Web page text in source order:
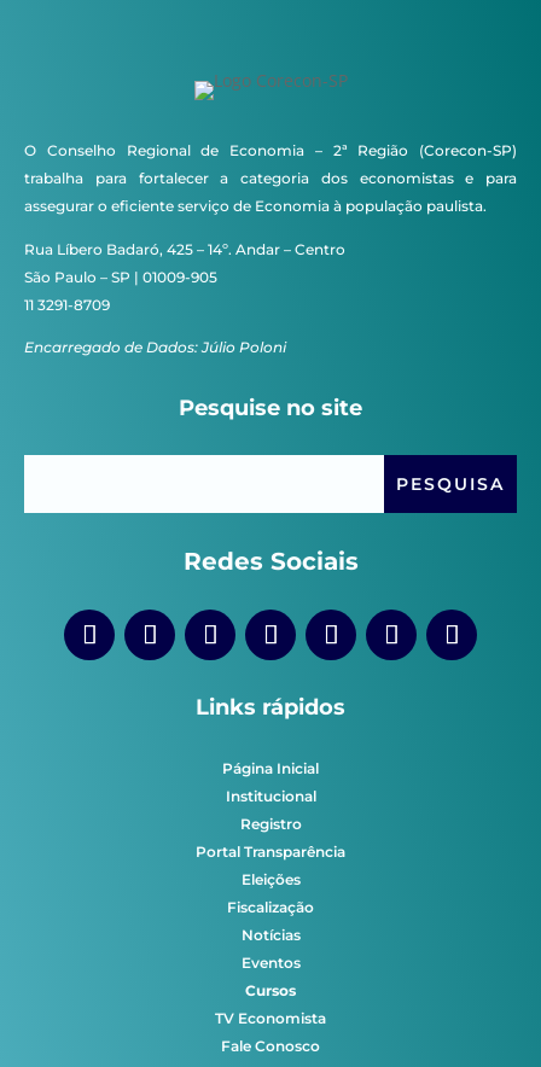
O Conselho Regional de Economia – 2ª Região (Corecon-SP)
trabalha para fortalecer a categoria dos economistas e para
assegurar o eficiente serviço de Economia à população paulista.
Rua Líbero Badaró, 425 – 14º. Andar – Centro
São Paulo – SP | 01009-905
11 3291-8709
Encarregado de Dados: Júlio Poloni
Pesquise no site
Redes Sociais
Links rápidos
Página Inicial
Institucional
Registro
Portal Transparência
Eleições
Fiscalização
Notícias
Eventos
Cursos
TV Economista
Fale Conosco